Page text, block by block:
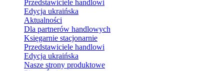
Przedstawiciele handlowi
Edycja ukraińska
Aktualności
Dla partnerów handlowych
Księgarnie stacjonarnie
Przedstawiciele handlowi
Edycja ukraińska
Nasze strony produktowe